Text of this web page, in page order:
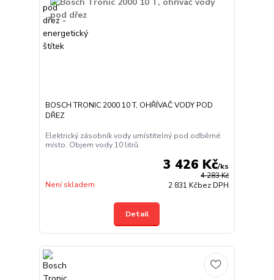
BOSCH TRONIC 2000 10 T, OHŘÍVAČ VODY POD
DŘEZ
Elektrický zásobník vody umístitelný pod odběrné
místo. Objem vody 10 litrů.
4 283 Kč
3 426 Kč/ks
2 831 Kčbez DPH
Není skladem
Detail